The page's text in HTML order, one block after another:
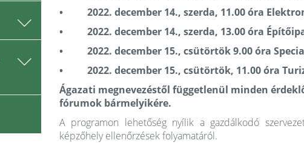
• 2022. december 14., szerda, 11.00 óra
• 2022. december 14., szerda, 13.00 óra
• 2022. december 15., csütörtök 9.00 óra
• 2022. december 15., csütörtök, 11.00 óra
Ágazati megnevezéstől függetlenül minden
fórumok bármelyikére.
A programon lehetőség nyílik a gazdálkodó
képzőhely ellenőrzések folyamatáról.